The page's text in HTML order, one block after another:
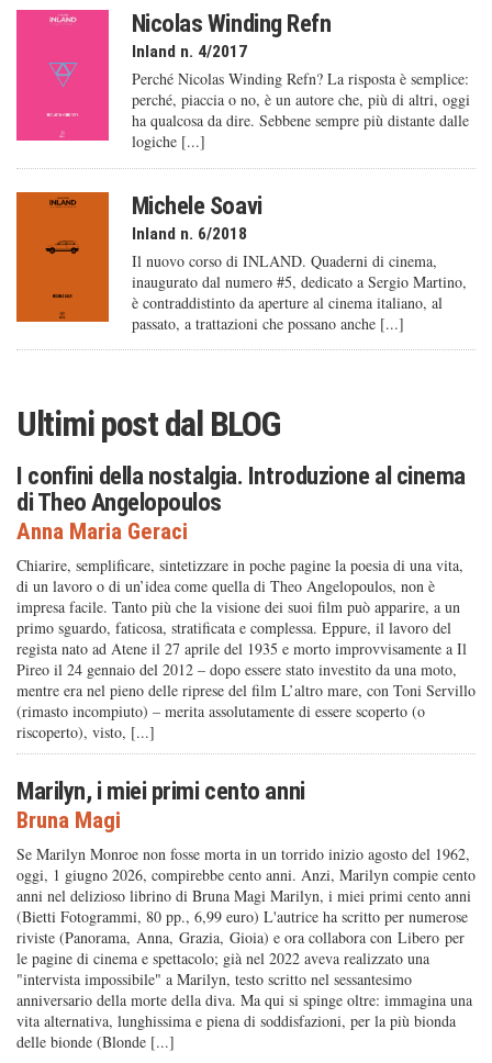
Nicolas Winding Refn
Inland n. 4/2017
Perché Nicolas Winding Refn? La risposta è semplice:
perché, piaccia o no, è un autore che, più di altri, oggi
ha qualcosa da dire. Sebbene sempre più distante dalle
logiche [...]
Michele Soavi
Inland n. 6/2018
Il nuovo corso di INLAND. Quaderni di cinema,
inaugurato dal numero #5, dedicato a Sergio Martino,
è contraddistinto da aperture al cinema italiano, al
passato, a trattazioni che possano anche [...]
Ultimi post dalBLOG
I confini della nostalgia. Introduzione al cinema
di Theo Angelopoulos
Anna Maria Geraci
Chiarire, semplificare, sintetizzare in poche pagine la poesia di una vita,
di un lavoro o di un’idea come quella di Theo Angelopoulos, non è
impresa facile. Tanto più che la visione dei suoi film può apparire, a un
primo sguardo, faticosa, stratificata e complessa. Eppure, il lavoro del
regista nato ad Atene il 27 aprile del 1935 e morto improvvisamente a Il
Pireo il 24 gennaio del 2012 – dopo essere stato investito da una moto,
mentre era nel pieno delle riprese del film L’altro mare, con Toni Servillo
(rimasto incompiuto) – merita assolutamente di essere scoperto (o
riscoperto), visto, [...]
Marilyn, i miei primi cento anni
Bruna Magi
Se Marilyn Monroe non fosse morta in un torrido inizio agosto del 1962,
oggi, 1 giugno 2026, compirebbe cento anni. Anzi, Marilyn compie cento
anni nel delizioso librino di Bruna Magi Marilyn, i miei primi cento anni
(Bietti Fotogrammi, 80 pp., 6,99 euro) L'autrice ha scritto per numerose
riviste (Panorama, Anna, Grazia, Gioia) e ora collabora con Libero per
le pagine di cinema e spettacolo; già nel 2022 aveva realizzato una
"intervista impossibile" a Marilyn, testo scritto nel sessantesimo
anniversario della morte della diva. Ma qui si spinge oltre: immagina una
vita alternativa, lunghissima e piena di soddisfazioni, per la più bionda
delle bionde (Blonde [...]